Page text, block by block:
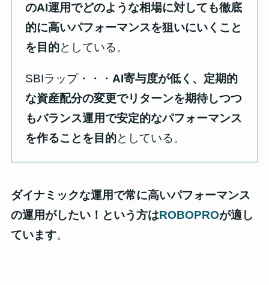
のAI運用でどのような相場に対しても徹底
的に高いパフォーマンスを狙いにいくこと
を目的としている。
SBIラップ・・・ AI寄与度が低く、定期的
な資産配分の変更でリターンを期待しつつ
もバランス運用で安定的なパフォーマンス
を作ることを目的としている。
ダイナミックな運用で常に高いパフォーマンス
の運用がしたい！という方はROBOPROが適し
ています。